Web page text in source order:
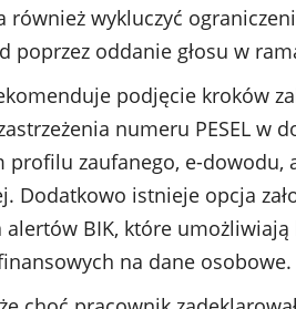
również wykluczyć
poprzez oddanie głosu w
podjęcie kroków
numeru PESEL w
profilu zaufanego, e-dowodu,
Dodatkowo istnieje opcja
BIK, które
na dane osobowe.